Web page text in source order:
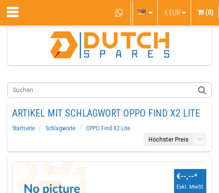
€ EUR (0)
ARTIKEL MIT SCHLAGWORT OPPO FIND X2 LITE
Startseite Schlagworte
OPPO Find X2 Lite
Höchster Preis
€--,--*
Exkl. MwSt.